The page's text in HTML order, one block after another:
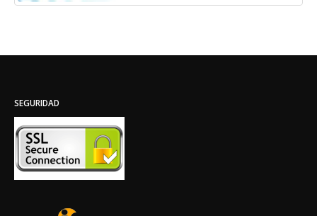
SEGURIDAD